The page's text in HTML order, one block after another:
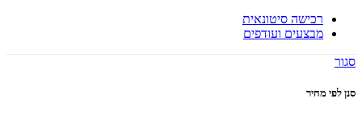
רכישה סיטונאית
מבצעים ועודפים
סגור
סנן לפי מחיר